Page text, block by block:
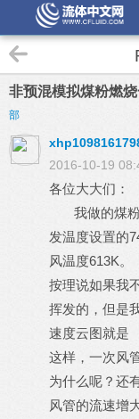
非预混模拟煤粉燃
部
2016-10-19
各位大大们：
我做的煤粉
发温度设置的
风温度613K。
按理说如果我
挥发的，但是
速度云图就是
这样，一次风
为什么呢？还
风管的流速增